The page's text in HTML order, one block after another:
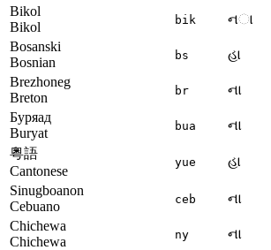
Bikol
Bikol
bik ના
Bosanski
Bosnian
bs હા
Brezhoneg
Breton
br ના
Буряад
Buryat
bua ના
粵語
Cantonese
yue હા
Sinugboanon
Cebuano
ceb ના
Chichewa
Chichewa
ny ના